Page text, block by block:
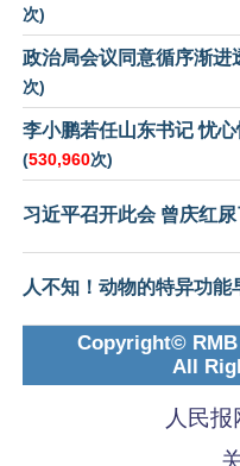
次)
政治局会议同意循序渐进
次)
李小鹏若任山东书记 忧
(530,960次)
习近平召开此会 曾庆红
人不知！动物的特异功能
Copyright©
All
人民